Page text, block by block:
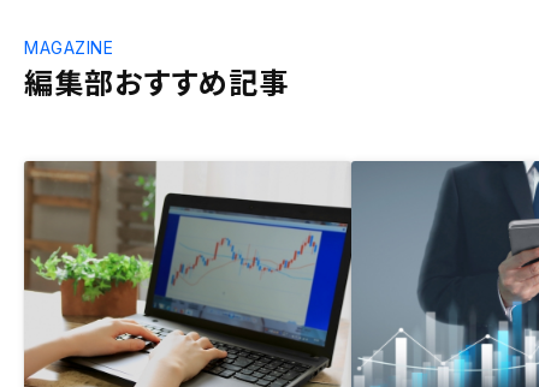
編集部おすすめ記事
MAGAZINE